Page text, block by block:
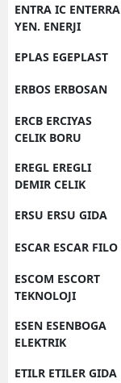
ENTRA IC ENTERRA
YEN. ENERJI
EPLAS EGEPLAST
ERBOS ERBOSAN
ERCB ERCIYAS
CELIK BORU
EREGL EREGLI
DEMIR CELIK
ERSU ERSU GIDA
ESCAR ESCAR FILO
ESCOM ESCORT
TEKNOLOJI
ESEN ESENBOGA
ELEKTRIK
ETILR ETILER GIDA